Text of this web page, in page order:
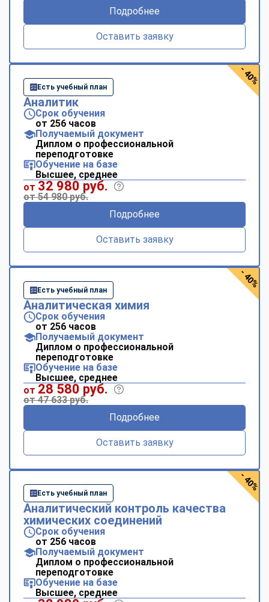
Подробнее
Оставить заявку
Есть учебный план
Аналитик
Срок обучения
от 256 часов
Получаемый документ
Диплом о профессиональной
переподготовке
Обучение на базе
Высшее, среднее
от 32 980 руб.
от 54 980 руб.
Подробнее
Оставить заявку
- 40%
Есть учебный план
Аналитическая химия
Срок обучения
от 256 часов
Получаемый документ
Диплом о профессиональной
переподготовке
Обучение на базе
Высшее, среднее
от 28 580 руб.
от 47 633 руб.
Подробнее
Оставить заявку
- 40%
Есть учебный план
Аналитический контроль качества
химических соединений
Срок обучения
от 256 часов
Получаемый документ
Диплом о профессиональной
переподготовке
Обучение на базе
Высшее, среднее
- 40%